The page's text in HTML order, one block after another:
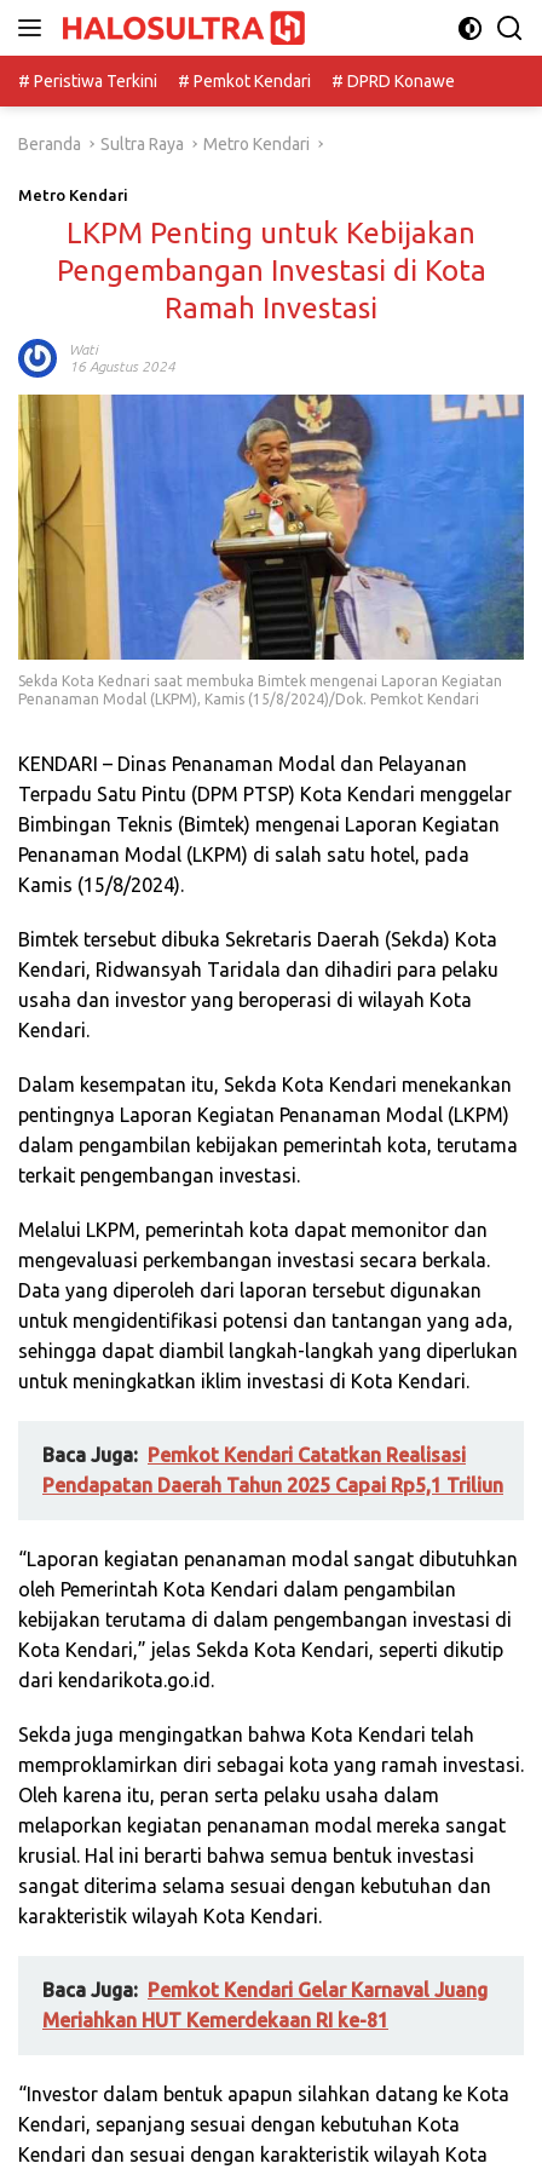
# Peristiwa Terkini
# Pemkot Kendari # DPRD Konawe
Beranda Sultra Raya Metro Kendari
Metro Kendari
LKPM Penting untuk Kebijakan
Pengembangan Investasi di Kota
Ramah Investasi
Wati
16 Agustus 2024
Sekda Kota Kednari saat membuka Bimtek mengenai Laporan Kegiatan
Penanaman Modal (LKPM), Kamis (15/8/2024)/Dok. Pemkot Kendari
KENDARI – Dinas Penanaman Modal dan Pelayanan
Terpadu Satu Pintu (DPM PTSP) Kota Kendari menggelar
Bimbingan Teknis (Bimtek) mengenai Laporan Kegiatan
Penanaman Modal (LKPM) di salah satu hotel, pada
Kamis (15/8/2024).
Bimtek tersebut dibuka Sekretaris Daerah (Sekda) Kota
Kendari, Ridwansyah Taridala dan dihadiri para pelaku
usaha dan investor yang beroperasi di wilayah Kota
Kendari.
Dalam kesempatan itu, Sekda Kota Kendari menekankan
pentingnya Laporan Kegiatan Penanaman Modal (LKPM)
dalam pengambilan kebijakan pemerintah kota, terutama
terkait pengembangan investasi.
Melalui LKPM, pemerintah kota dapat memonitor dan
mengevaluasi perkembangan investasi secara berkala.
Data yang diperoleh dari laporan tersebut digunakan
untuk mengidentifikasi potensi dan tantangan yang ada,
sehingga dapat diambil langkah-langkah yang diperlukan
untuk meningkatkan iklim investasi di Kota Kendari.
Baca Juga: Pemkot Kendari Catatkan Realisasi
Pendapatan Daerah Tahun 2025 Capai Rp5,1 Triliun
“Laporan kegiatan penanaman modal sangat dibutuhkan
oleh Pemerintah Kota Kendari dalam pengambilan
kebijakan terutama di dalam pengembangan investasi di
Kota Kendari,” jelas Sekda Kota Kendari, seperti dikutip
dari kendarikota.go.id.
Sekda juga mengingatkan bahwa Kota Kendari telah
memproklamirkan diri sebagai kota yang ramah investasi.
Oleh karena itu, peran serta pelaku usaha dalam
melaporkan kegiatan penanaman modal mereka sangat
krusial. Hal ini berarti bahwa semua bentuk investasi
sangat diterima selama sesuai dengan kebutuhan dan
karakteristik wilayah Kota Kendari.
Baca Juga: Pemkot Kendari Gelar Karnaval Juang
Meriahkan HUT Kemerdekaan RI ke-81
“Investor dalam bentuk apapun silahkan datang ke Kota
Kendari, sepanjang sesuai dengan kebutuhan Kota
Kendari dan sesuai dengan karakteristik wilayah Kota